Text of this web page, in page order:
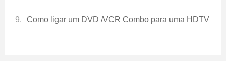
Como ligar um DVD /VCR Combo para uma HDTV